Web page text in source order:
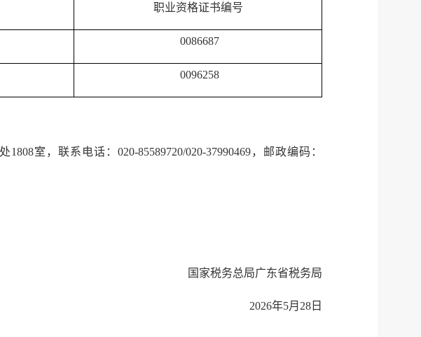
职业资格证书编号
0086687
0096258
室，联系电话：020-85589720/020-37990469，邮政编码：
国家税务总局广东省税务局
2026年5月28日